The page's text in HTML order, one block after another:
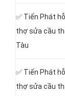
✅ Tiến Phát
thợ sửa cầu
Tàu
✅ Tiến Phát
thợ sửa cầu